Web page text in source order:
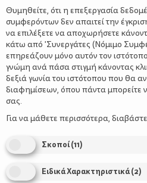
Πως να μάθει την
8 διασκεδαστικές ιδέες
Θυμηθείτε, ότι η επεξεργασία
συμφερόντων δεν απαιτεί την
να επιλέξετε να αποχωρήσετε
κάτω από 'Συνεργάτες (Νόμιμο
επηρεάζουν μόνο αυτόν τον
γνώμη ανά πάσα στιγμή κάνοντας
δεξιά γωνία του ιστότοπου που θα
διαφημίσεων, όπου πάντα μπορείτε
σας.
Για να μάθετε περισσότερα,
Σκοποί(11)
Ειδικά Χαρακτηριστικά(2)